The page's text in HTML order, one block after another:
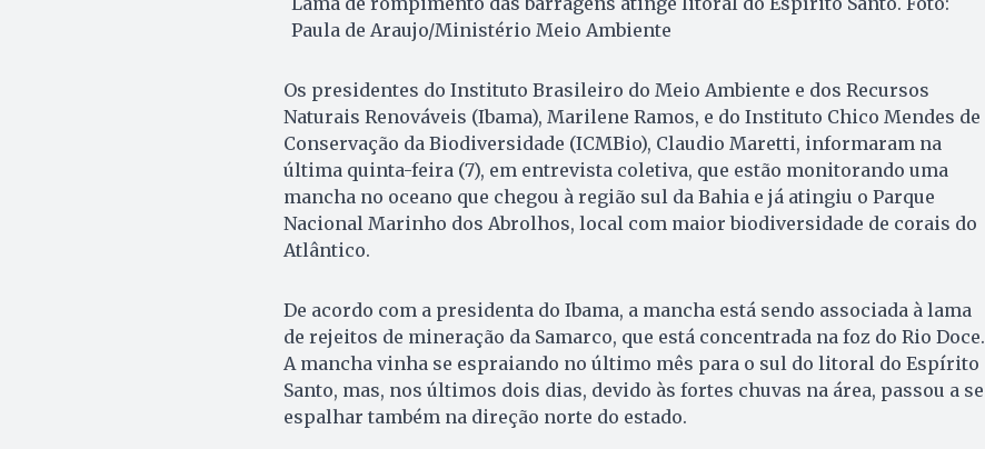
Paula de Araujo/Ministério Meio Ambiente
Os presidentes do Instituto Brasileiro do Meio Ambiente e dos Recursos
Naturais Renováveis (Ibama), Marilene Ramos, e do Instituto Chico Mendes de
Conservação da Biodiversidade (ICMBio), Claudio Maretti, informaram na
última quinta-feira (7), em entrevista coletiva, que estão monitorando uma
mancha no oceano que chegou à região sul da Bahia e já atingiu o Parque
Nacional Marinho dos Abrolhos, local com maior biodiversidade de corais do
Atlântico.
De acordo com a presidenta do Ibama, a mancha está sendo associada à lama
de rejeitos de mineração da Samarco, que está concentrada na foz do Rio Doce.
A mancha vinha se espraiando no último mês para o sul do litoral do Espírito
Santo, mas, nos últimos dois dias, devido às fortes chuvas na área, passou a se
espalhar também na direção norte do estado.